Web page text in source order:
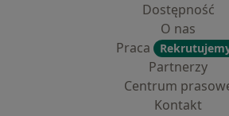
Dostępność
O nas
Praca
Partnerzy
Centrum
Kontakt